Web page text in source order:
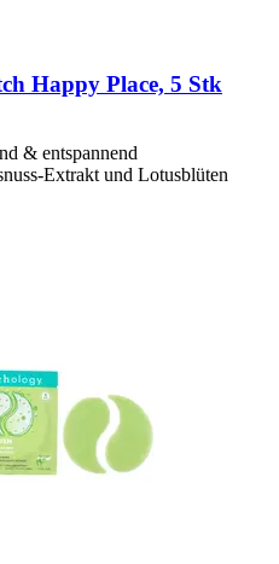
Happy Place, 5 Stk
& entspannend
Extrakt und Lotusblüten